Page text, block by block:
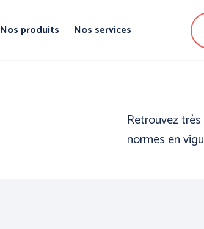
Nos produits Nos services
Retrouvez
normes en